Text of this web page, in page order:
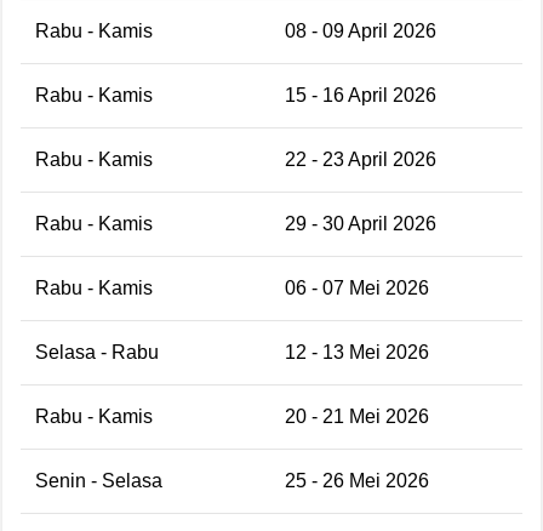
Rabu - Kamis 08 - 09 April 2026
Rabu - Kamis 15 - 16 April 2026
Rabu - Kamis 22 - 23 April 2026
Rabu - Kamis 29 - 30 April 2026
Rabu - Kamis 06 - 07 Mei 2026
Selasa - Rabu 12 - 13 Mei 2026
Rabu - Kamis 20 - 21 Mei 2026
Senin - Selasa 25 - 26 Mei 2026